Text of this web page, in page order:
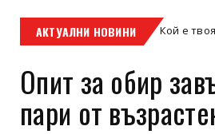
АКТУАЛНИ НОВИНИ
мотор Кой е твоят билет към
Опит за обир
пари от